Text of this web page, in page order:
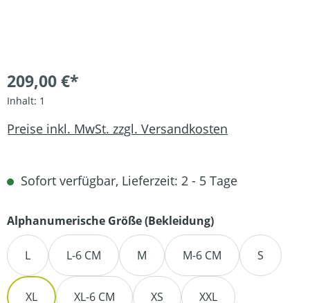
209,00 €*
Inhalt: 1
Preise inkl. MwSt. zzgl. Versandkosten
Sofort verfügbar, Lieferzeit: 2 - 5 Tage
Alphanumerische Größe (Bekleidung)auswählen
L L-6 CM M M-6 CM S
XL XL-6 CM XS XXL